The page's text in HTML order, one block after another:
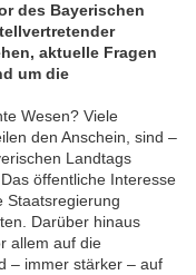
des Bayerischen
aktuelle Fragen
um die
Wesen? Viele
den Anschein, sind –
Landtags
öffentliche Interesse
Staatsregierung
Darüber hinaus
allem auf die
– immer stärker – auf